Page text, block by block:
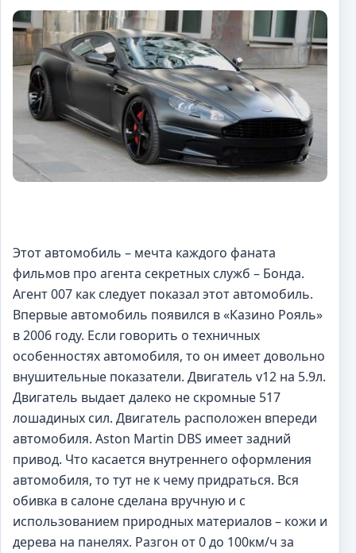
Этот автомобиль – мечта каждого фаната
фильмов про агента секретных служб – Бонда.
Агент 007 как следует показал этот автомобиль.
Впервые автомобиль появился в «Казино Рояль»
в 2006 году. Если говорить о техничных
особенностях автомобиля, то он имеет довольно
внушительные показатели. Двигатель v12 на 5.9л.
Двигатель выдает далеко не скромные 517
лошадиных сил. Двигатель расположен впереди
автомобиля. Aston Martin DBS имеет задний
привод. Что касается внутреннего оформления
автомобиля, то тут не к чему придраться. Вся
обивка в салоне сделана вручную и с
использованием природных материалов – кожи и
дерева на панелях. Разгон от 0 до 100км/ч за